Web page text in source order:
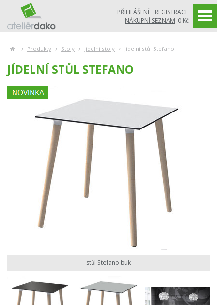
PŘIHLÁŠENÍ
REGISTRACE
NÁKUPNÍ SEZNAM 0 Kč
Produkty Stoly Jídelní stoly jídelní stůl Stefano
JÍDELNÍ STŮL STEFANO
stůl Stefano buk